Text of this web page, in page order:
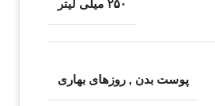
۲۵۰ میلی لیتر
پوست بدن , روزهای بهاری